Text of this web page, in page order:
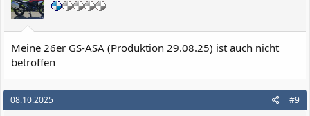
Meine 26er GS-ASA (Produktion 29.08.25) ist auch nicht
betroffen
08.10.2025 #9